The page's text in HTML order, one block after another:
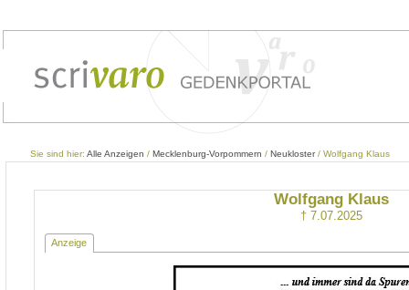
Sie sind hier: Alle Anzeigen / Mecklenburg-Vorpommern / Neukloster/ Wolfgang Klaus
Wolfgang Klaus
† 7.07.2025
Anzeige